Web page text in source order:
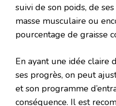
suivi de son poids, de
masse musculaire ou
pourcentage de graisse
En ayant une idée claire
ses progrès, on peut
et son programme
conséquence. Il est